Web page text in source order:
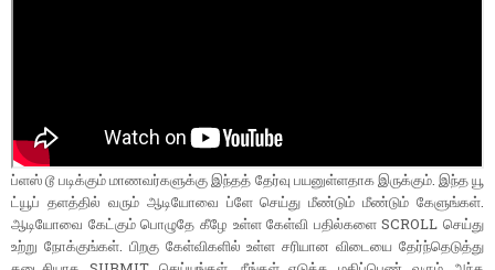
ப்ளஸ் டூ படிக்கும் மாணவர்களுக்கு இந்தத் தேர்வு பயனுள்ளதாக இருக்கும். இந்த யூ
ட்யூப் தளத்தில் வரும் ஆடியோவை ப்ளே செய்து மீண்டும் மீண்டும் கேளுங்கள்.
ஆடியோவை கேட்கும் பொழுதே கீழே உள்ள கேள்வி பதில்களை SCROLL செய்து
உற்று நோக்குங்கள். பிறகு கேள்விகளில் உள்ள சரியான விடையை தேர்ந்தெடுத்து